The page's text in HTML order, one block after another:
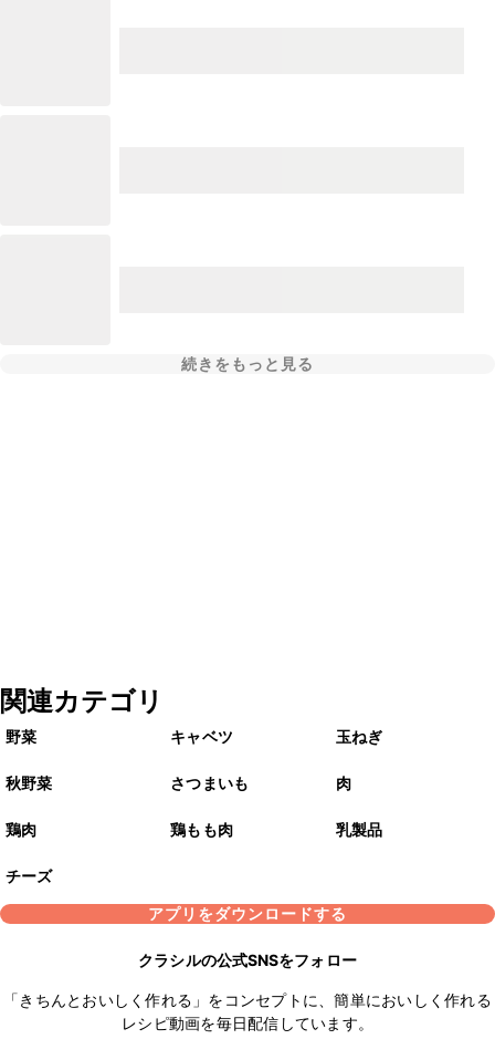
続きをもっと見る
関連カテゴリ
野菜 キャベツ 玉ねぎ
秋野菜 さつまいも 肉
鶏肉 鶏もも肉 乳製品
チーズ
アプリをダウンロードする
クラシルの公式SNSをフォロー
「きちんとおいしく作れる」をコンセプトに、簡単においしく作れる
レシピ動画を毎日配信しています。